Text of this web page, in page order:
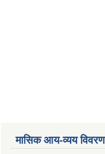
मासिक आय-व्यय विवरण